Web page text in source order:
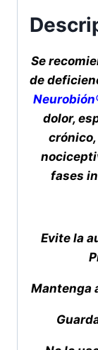
Se
de
dolor,
fases
Evite la
Mantenga